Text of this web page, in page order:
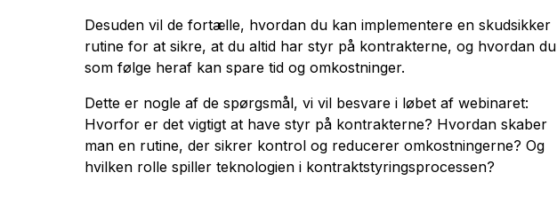
Desuden vil de fortælle, hvordan du kan implementere en skudsikker
rutine for at sikre, at du altid har styr på kontrakterne, og hvordan du
som følge heraf kan spare tid og omkostninger.
Dette er nogle af de spørgsmål, vi vil besvare i løbet af webinaret:
Hvorfor er det vigtigt at have styr på kontrakterne? Hvordan skaber
man en rutine, der sikrer kontrol og reducerer omkostningerne? Og
hvilken rolle spiller teknologien i kontraktstyringsprocessen?